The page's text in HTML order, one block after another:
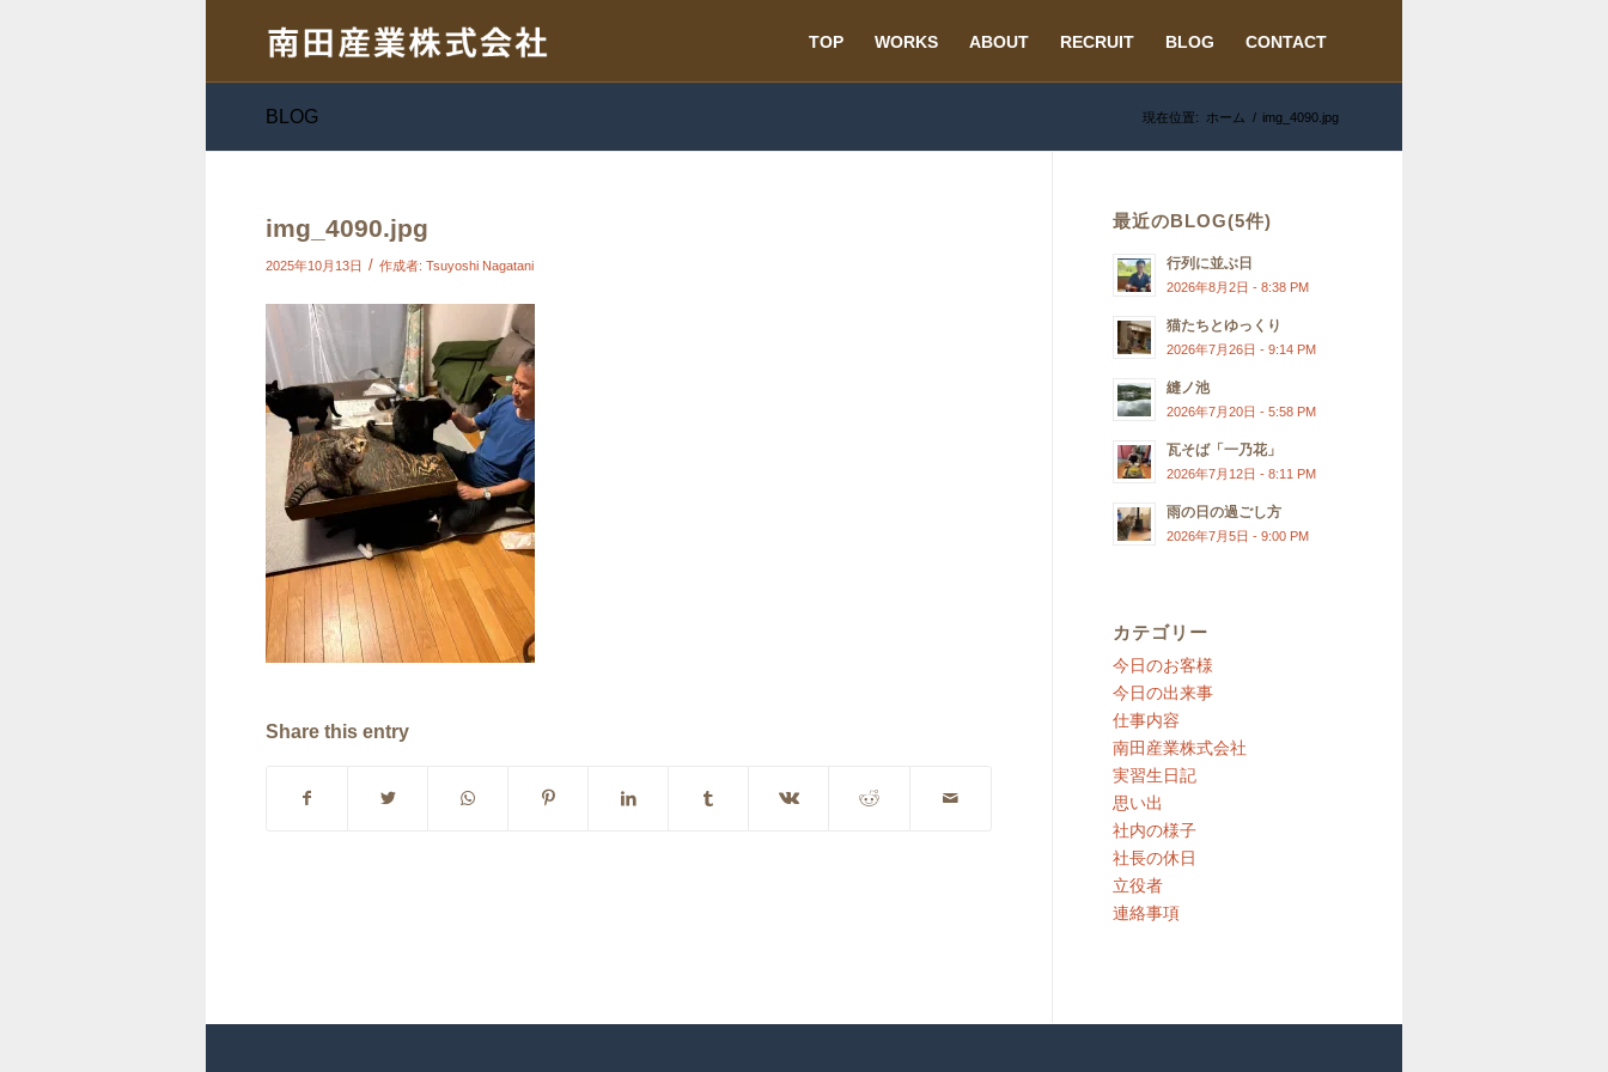
TOP WORKS ABOUT RECRUIT BLOG CONTACT
BLOG 現在位置: ホーム / img_4090.jpg
img_4090.jpg
2025年10月13日 / 作成者: Tsuyoshi Nagatani
Share this entry
最近のBLOG(5件)
行列に並ぶ日
2026年8月2日 - 8:38 PM
猫たちとゆっくり
2026年7月26日 - 9:14 PM
縫ノ池
2026年7月20日 - 5:58 PM
瓦そば「一乃花」
2026年7月12日 - 8:11 PM
雨の日の過ごし方
2026年7月5日 - 9:00 PM
カテゴリー
今日のお客様
今日の出来事
仕事内容
南田産業株式会社
実習生日記
思い出
社内の様子
社長の休日
立役者
連絡事項